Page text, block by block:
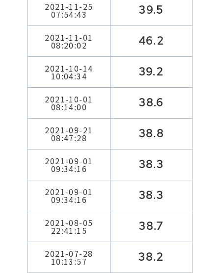
2021-11-25
07:54:43 39.5
2021-11-01
08:20:02 46.2
2021-10-14
10:04:34 39.2
2021-10-01
08:14:00 38.6
2021-09-21
08:47:28 38.8
2021-09-01
09:34:16 38.3
2021-09-01
09:34:16 38.3
2021-08-05
22:41:15 38.7
2021-07-28
10:13:57 38.2